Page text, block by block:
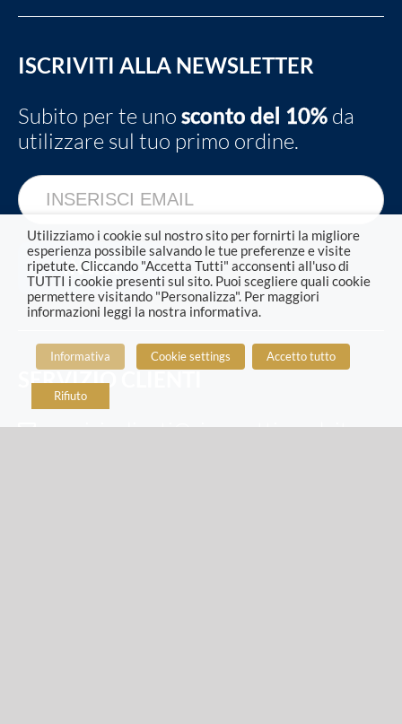
ISCRIVITI ALLA NEWSLETTER
Subito per te uno sconto del 10% da
utilizzare sul tuo primo ordine.
SERVIZIO CLIENTI
servizioclienti@risoscottisnack.it
Utilizziamo i cookie sul nostro sito per fornirti la migliore
esperienza possibile salvando le tue preferenze e visite
ripetute. Cliccando "Accetta Tutti" acconsenti all'uso di
TUTTI i cookie presenti sul sito. Puoi scegliere quali cookie
permettere visitando "Personalizza". Per maggiori
informazioni leggi la nostra informativa.
Informativa Cookie settings Accetto tutto
Rifiuto